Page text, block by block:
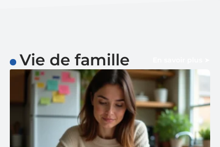
Vie de famille